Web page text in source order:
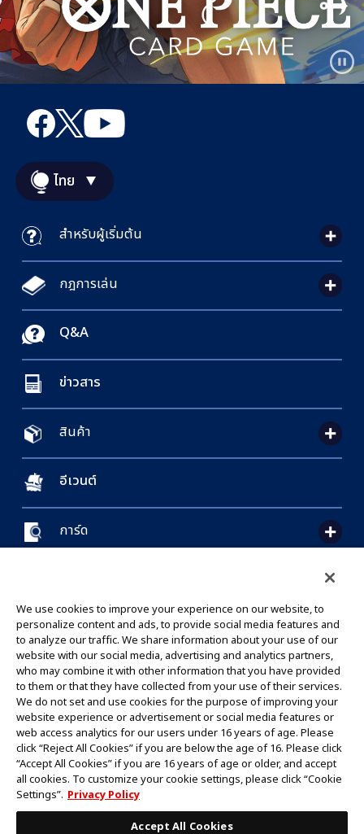
ไทย
สำหรับผู้เริ่มต้น
กฎการเล่น
Q&A
ข่าวสาร
สินค้า
อีเวนต์
การ์ด
GLOBAL ENTRANCE
©Eiichiro Oda/Shueisha
©Eiichiro Oda/Shueisha, Toei Animation
ห้ามคัดลอกรูปภาพ,ข้อความและข้อมูลทั้งหมดในเว็บไซต์นี้โดยไม่ได้รับอนุญาต
โปรดทราบว่ารูปภาพในเว็บไซต์นี้อาจแตกต่างจากสินค้าจริงที่อยู่ระหว่างการพัฒนา
*Apple และโลโก้ Apple เป็นเครื่องหมายการค้าของบริษัท Apple Inc.
*Google Play และโลโก้ Google Play เป็นเครื่องหมายการค้าหรือจดทะเบียน
เครื่องหมายการค้าของบริษัท Google LLC.
We use cookies to improve your experience on our website, to
personalize content and ads, to provide social media features and
to analyze our traffic. We share information about your use of our
website with our social media, advertising and analytics partners,
who may combine it with other information that you have provided
to them or that they have collected from your use of their services.
We do not set and use cookies for the purpose of improving your
website experience or advertisement or social media features or
web access analytics for our users under 16 years of age. Please
click “Reject All Cookies” if you are below the age of 16. Please click
“Accept All Cookies” if you are 16 years of age or older, and accept
all cookies. To customize your cookie settings, please click “Cookie
Settings”. Privacy Policy
Accept All Cookies